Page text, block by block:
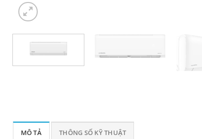
MÔ TẢ THÔNG SỐ KỸ THUẬT